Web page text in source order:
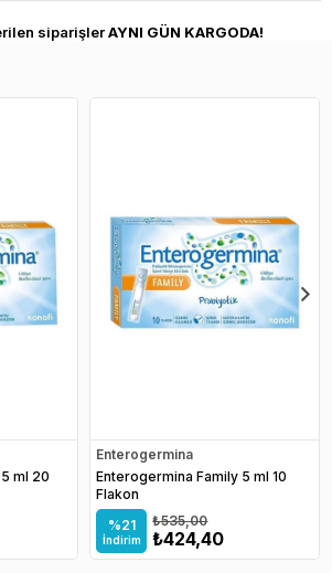
siparişlerAYNI GÜN KARGODA!
ml 20
Enterogermina
Enterogermina Family 5 ml 10
Flakon
%21
İndirim ₺424,40
₺535,00